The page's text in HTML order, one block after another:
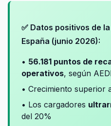
✅ Datos positivos de
España (junio 2026):
• 56.181 puntos de
operativos, según
• Crecimiento superior
• Los cargadores
del 20%